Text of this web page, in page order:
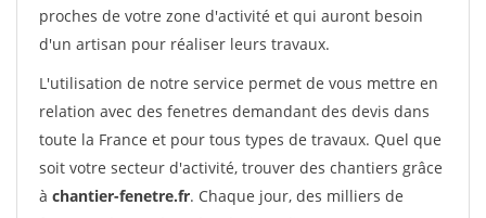
proches de votre zone d'activité et qui auront besoin
d'un artisan pour réaliser leurs travaux.
L'utilisation de notre service permet de vous mettre en
relation avec des fenetres demandant des devis dans
toute la France et pour tous types de travaux. Quel que
soit votre secteur d'activité, trouver des chantiers grâce
à chantier-fenetre.fr. Chaque jour, des milliers de